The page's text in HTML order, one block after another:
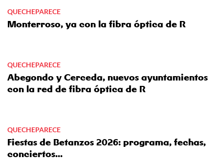
QUECHEPARECE
Monterroso, ya con la fibra óptica de R
QUECHEPARECE
Abegondo y Cerceda, nuevos ayuntamientos
con la red de fibra óptica de R
QUECHEPARECE
Fiestas de Betanzos 2026: programa, fechas,
conciertos...